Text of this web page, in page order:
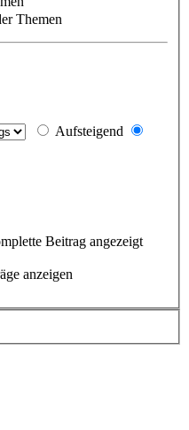
Themen
Aufsteigend
Beitrag angezeigt
anzeigen